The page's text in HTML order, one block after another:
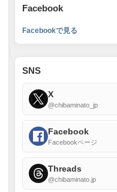
Facebook
Facebookで見る
SNS
X
@chibaminato_jp
Facebook
Facebookページ
Threads
@chibaminato.jp